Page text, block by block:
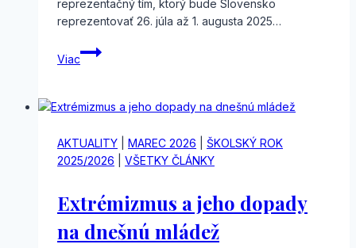
reprezentačný tím, ktorý bude Slovensko
reprezentovať 26. júla až 1. augusta 2025…
Viac
Postup
na
geografickú
AKTUALITY
MAREC 2026
ŠKOLSKÝ ROK
2025/2026
VŠETKY ČLÁNKY
Extrémizmus a jeho dopady
na dnešnú mládež